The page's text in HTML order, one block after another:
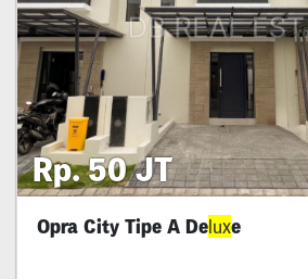
Rp. 50 JT
Opra City Tipe A Deluxe